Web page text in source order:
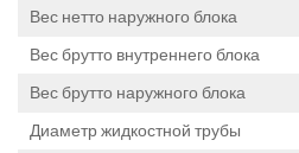
Вес нетто наружного блока
Вес брутто внутреннего блока
Вес брутто наружного блока
Диаметр жидкостной трубы